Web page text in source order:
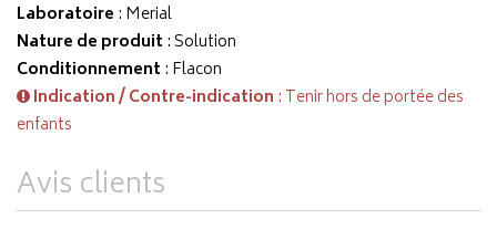
Laboratoire : Merial
Nature de produit : Solution
Conditionnement : Flacon
Indication / Contre-indication : Tenir hors de portée des
enfants
Avis clients